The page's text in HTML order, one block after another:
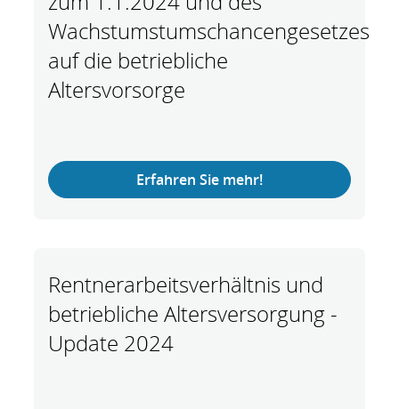
Wachstumstumschancengesetzes
auf die betriebliche
Altersvorsorge
Erfahren Sie mehr!
Rentnerarbeitsverhältnis und
betriebliche Altersversorgung -
Update 2024